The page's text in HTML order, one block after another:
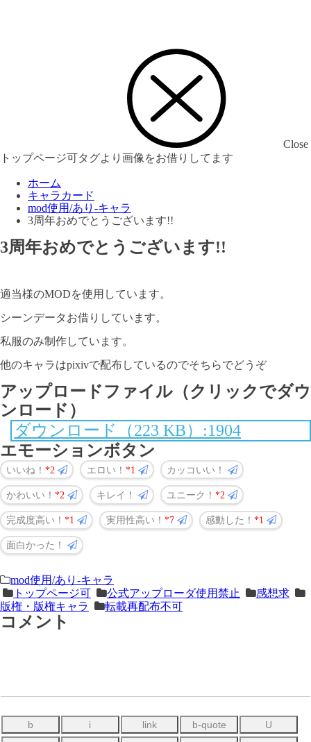
Close
トップページ可タグより画像をお借りしてます
ホーム
キャラカード
mod使用/あり-キャラ
3周年おめでとうございます!!
3周年おめでとうございます!!
適当様のMODを使用しています。
シーンデータお借りしています。
私服のみ制作しています。
他のキャラはpixivで配布しているのでそちらでどうぞ
アップロードファイル（クリックでダウ
ンロード）
ダウンロード（223 KB）:1904
エモーションボタン
いいね！ 2 エロい！ 1 カッコいい！
かわいい！ 2 キレイ！ ユニーク！ 2
完成度高い！ 1 実用性高い！ 7 感動した！ 1
面白かった！
＜
次
の
前
の
記
mod使用/あり-キャラ
トップページ可
公式アップローダ使用禁止
感想求
版権・版権キャラ
転載再配布不可
コメント